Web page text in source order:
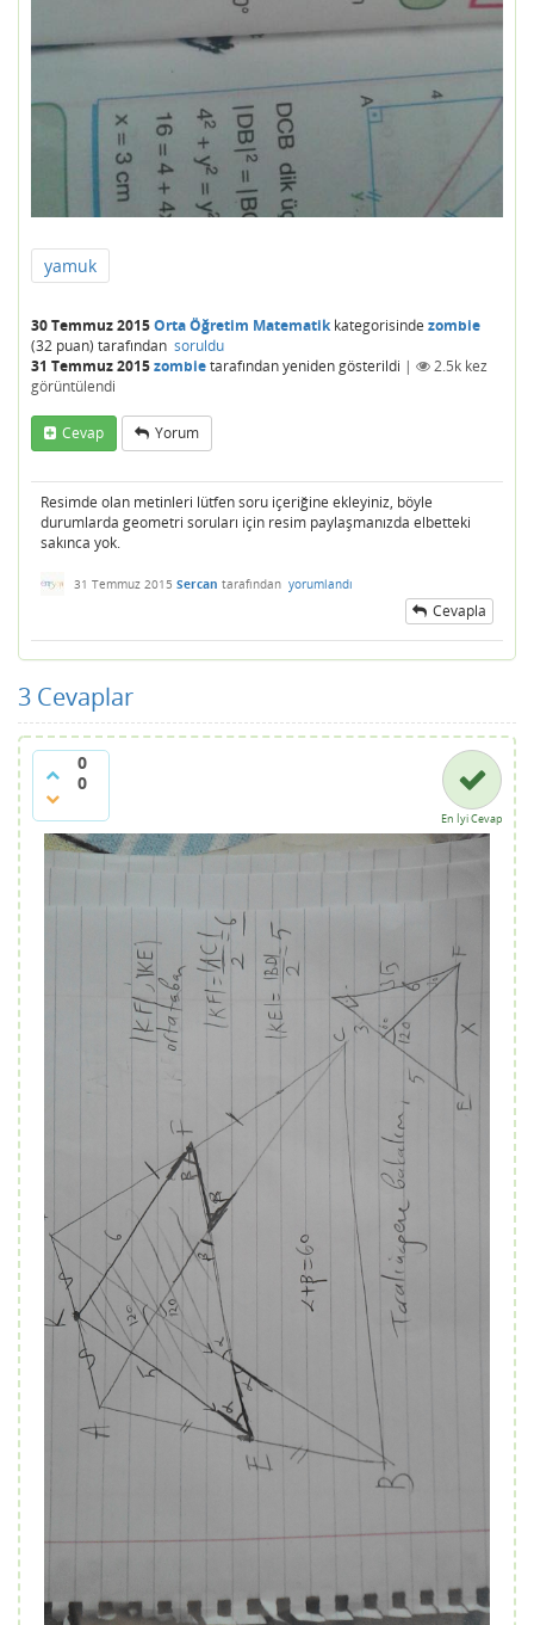
yamuk
30 Temmuz 2015Orta Öğretim Matematikkategorisinde zombie
(32 puan) tarafından soruldu
31 Temmuz 2015zombietarafındanyeniden gösterildi | 2.5k kez
görüntülendi
Cevap Yorum
Resimde olan metinleri lütfen soru içeriğine ekleyiniz, böyle
durumlarda geometri soruları için resim paylaşmanızda elbetteki
sakınca yok.
31 Temmuz 2015 Sercan tarafından yorumlandı
Cevapla
3 Cevaplar
0
0
En İyi Cevap